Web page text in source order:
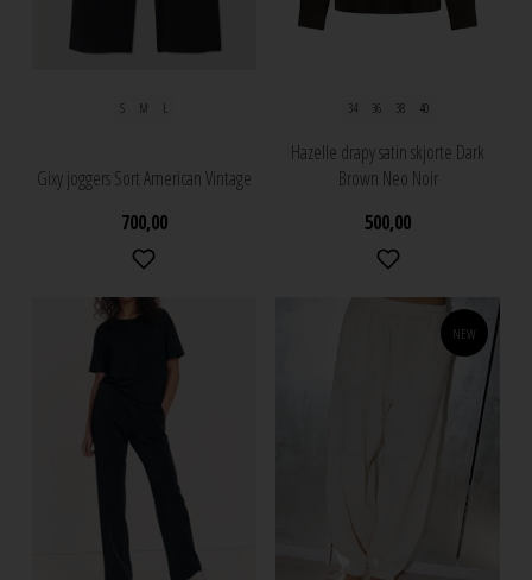
S M L
Gixy joggers Sort American Vintage
700,00
34 36 38 40
Hazelle drapy satin skjorte Dark
Brown Neo Noir
500,00
NEW